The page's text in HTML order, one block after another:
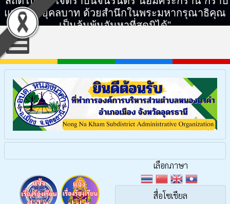
แทบพระยุคลบาท ด้วยสำนึกในพระมหากรุณาธิคุณ
เป็นล้นพ้นอันหาที่สุดมิได้"
เลือกภาษา
สื่อโซเชียล